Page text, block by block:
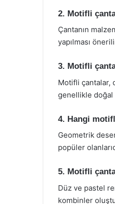
2. Motifli
Çantanın
yapılması
3. Motifli
Motifli çantalar,
genellikle doğal
4. Hangi
Geometrik
popüler
5. Motifli
Düz ve pastel
kombinler